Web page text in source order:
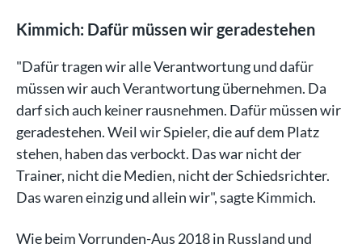
Kimmich: Dafür müssen wir geradestehen
"Dafür tragen wir alle Verantwortung und dafür
müssen wir auch Verantwortung übernehmen. Da
darf sich auch keiner rausnehmen. Dafür müssen wir
geradestehen. Weil wir Spieler, die auf dem Platz
stehen, haben das verbockt. Das war nicht der
Trainer, nicht die Medien, nicht der Schiedsrichter.
Das waren einzig und allein wir", sagte Kimmich.
Wie beim Vorrunden-Aus 2018 in Russland und